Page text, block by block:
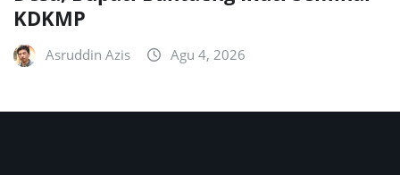
KDKMP
Asruddin Azis Agu 4, 2026